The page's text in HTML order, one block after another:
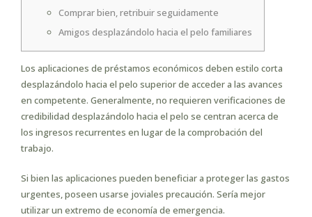
Comprar bien, retribuir seguidamente
Amigos desplazándolo hacia el pelo familiares
Los aplicaciones de préstamos económicos deben estilo corta
desplazándolo hacia el pelo superior de acceder a las avances
en competente. Generalmente, no requieren verificaciones de
credibilidad desplazándolo hacia el pelo se centran acerca de
los ingresos recurrentes en lugar de la comprobación del
trabajo.
Si bien las aplicaciones pueden beneficiar a proteger las gastos
urgentes, poseen usarse joviales precaución. Serí­a mejor
utilizar un extremo de economía de emergencia.